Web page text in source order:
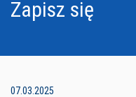
Zapisz się
07.03.2025